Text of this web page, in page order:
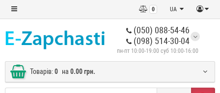
UA
0
(050) 088-54-46
(098) 514-30-04
пн-пт 10:00-19:00 суб 10:00-16:00
Товарів:0 на 0.00 грн.